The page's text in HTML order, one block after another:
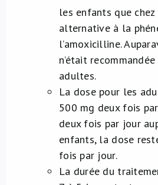
les enfants que
alternative à la
l’amoxicilline.
n’était
adultes.
La dose pour les
500 mg deux fois
deux fois par jour
enfants, la dose
fois par jour.
La durée du